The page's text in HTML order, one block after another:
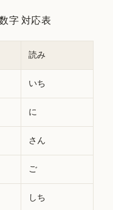
字 対応表
読み
いち
に
さん
ご
しち